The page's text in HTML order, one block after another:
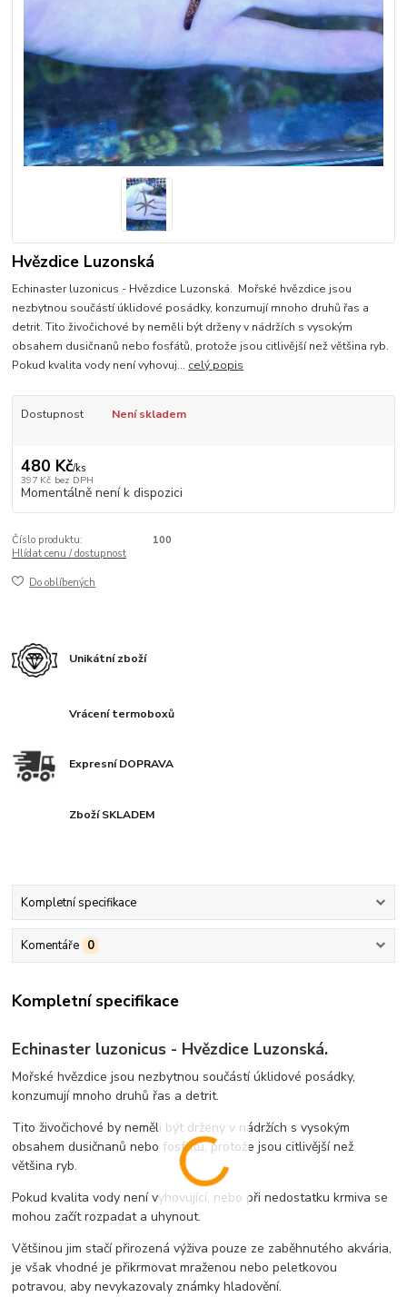
Hvězdice Luzonská
Echinaster luzonicus - Hvězdice Luzonská. Mořské hvězdice jsou
nezbytnou součástí úklidové posádky, konzumují mnoho druhů řas a
detrit. Tito živočichové by neměli být drženy v nádržích s vysokým
obsahem dusičnanů nebo fosfátů, protože jsou citlivější než většina ryb.
Pokud kvalita vody není vyhovuj... celý popis
Dostupnost Není skladem
480 Kč/ks
397 Kč bez DPH
Momentálně není k dispozici
Číslo produktu:
100
Hlídat cenu / dostupnost
Do oblíbených
Unikátní zboží
Vrácení termoboxů
Expresní DOPRAVA
Zboží SKLADEM
Kompletní specifikace
Komentáře 0
Kompletní specifikace
Echinaster luzonicus - Hvězdice Luzonská.
Mořské hvězdice jsou nezbytnou součástí úklidové posádky,
konzumují mnoho druhů řas a detrit.
Tito živočichové by neměli být drženy v nádržích s vysokým
obsahem dusičnanů nebo fosfátů, protože jsou citlivější než
většina ryb.
Pokud kvalita vody není vyhovující, nebo při nedostatku krmiva se
mohou začít rozpadat a uhynout.
Většinou jim stačí přirozená výživa pouze ze zaběhnutého akvária,
je však vhodné je přikrmovat mraženou nebo peletkovou
potravou, aby nevykazovaly známky hladovění.